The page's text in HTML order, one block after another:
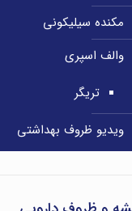
مکنده سیلیکونی
والف اسپری
تریگر
ویدیو ظروف بهداشتی